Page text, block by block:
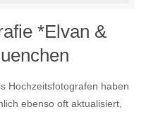
*Elvan &
Hochzeitsfotografen haben
ebenso oft aktualisiert,